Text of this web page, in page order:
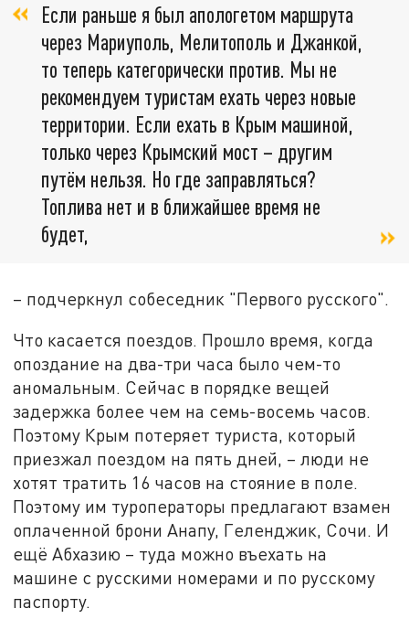
Если раньше я был апологетом маршрута
через Мариуполь, Мелитополь и Джанкой,
то теперь категорически против. Мы не
рекомендуем туристам ехать через новые
территории. Если ехать в Крым машиной,
только через Крымский мост – другим
путём нельзя. Но где заправляться?
Топлива нет и в ближайшее время не
будет,
– подчеркнул собеседник "Первого русского".
Что касается поездов. Прошло время, когда
опоздание на два-три часа было чем-то
аномальным. Сейчас в порядке вещей
задержка более чем на семь-восемь часов.
Поэтому Крым потеряет туриста, который
приезжал поездом на пять дней, – люди не
хотят тратить 16 часов на стояние в поле.
Поэтому им туроператоры предлагают взамен
оплаченной брони Анапу, Геленджик, Сочи. И
ещё Абхазию – туда можно въехать на
машине с русскими номерами и по русскому
паспорту.